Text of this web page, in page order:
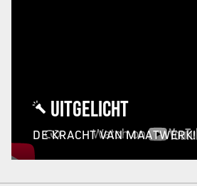
UITGELICHT
DE KRACHT VAN MAATWERK!